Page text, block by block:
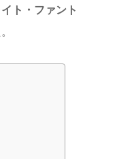
イト・ファント